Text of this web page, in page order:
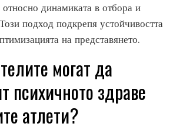
динамиката в отбора и
подход подкрепя устойчивостта
на представянето.
могат да
психичното здраве
атлети?